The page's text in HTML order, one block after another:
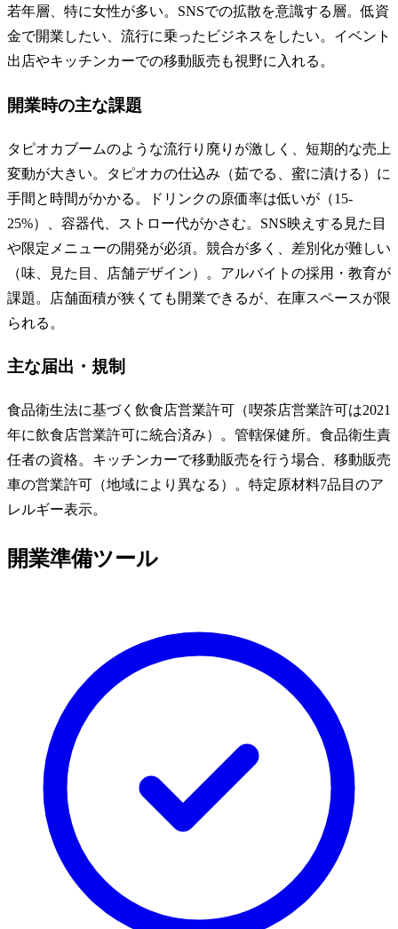
若年層、特に女性が多い。SNSでの拡散を意識する層。低資
金で開業したい、流行に乗ったビジネスをしたい。イベント
出店やキッチンカーでの移動販売も視野に入れる。
開業時の主な課題
タピオカブームのような流行り廃りが激しく、短期的な売上
変動が大きい。タピオカの仕込み（茹でる、蜜に漬ける）に
手間と時間がかかる。ドリンクの原価率は低いが（15-
25%）、容器代、ストロー代がかさむ。SNS映えする見た目
や限定メニューの開発が必須。競合が多く、差別化が難しい
（味、見た目、店舗デザイン）。アルバイトの採用・教育が
課題。店舗面積が狭くても開業できるが、在庫スペースが限
られる。
主な届出・規制
食品衛生法に基づく飲食店営業許可（喫茶店営業許可は2021
年に飲食店営業許可に統合済み）。管轄保健所。食品衛生責
任者の資格。キッチンカーで移動販売を行う場合、移動販売
車の営業許可（地域により異なる）。特定原材料7品目のア
レルギー表示。
開業準備ツール